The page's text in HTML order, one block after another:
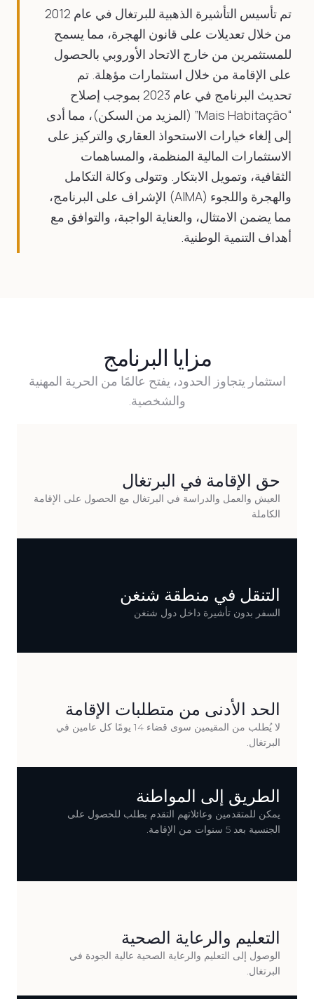
تم تأسيس التأشيرة الذهبية للبرتغال في عام 2012
من خلال تعديلات على قانون الهجرة، مما يسمح
للمستثمرين من خارج الاتحاد الأوروبي بالحصول
على الإقامة من خلال استثمارات مؤهلة. تم
تحديث البرنامج في عام 2023 بموجب إصلاح
“Mais Habitação” (المزيد من السكن)، مما أدى
إلى إلغاء خيارات الاستحواذ العقاري والتركيز على
الاستثمارات المالية المنظمة، والمساهمات
الثقافية، وتمويل الابتكار. وتتولى وكالة التكامل
والهجرة واللجوء (AIMA) الإشراف على البرنامج،
مما يضمن الامتثال، والعناية الواجبة، والتوافق مع
أهداف التنمية الوطنية.
مزايا البرنامج
استثمار يتجاوز الحدود، يفتح عالمًا من الحرية المهنية
والشخصية.
حق الإقامة في البرتغال
العيش والعمل والدراسة في البرتغال مع الحصول على الإقامة
الكاملة
التنقل في منطقة شنغن
السفر بدون تأشيرة داخل دول شنغن
الحد الأدنى من متطلبات الإقامة
لا يُطلب من المقيمين سوى قضاء 14 يومًا كل عامين في
البرتغال.
الطريق إلى المواطنة
يمكن للمتقدمين وعائلاتهم التقدم بطلب للحصول على
الجنسية بعد 5 سنوات من الإقامة.
التعليم والرعاية الصحية
الوصول إلى التعليم والرعاية الصحية عالية الجودة في
البرتغال.